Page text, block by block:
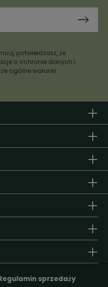
potwierdzasz, że
o ochronie danych i
ogólne warunki.
sprzedaży